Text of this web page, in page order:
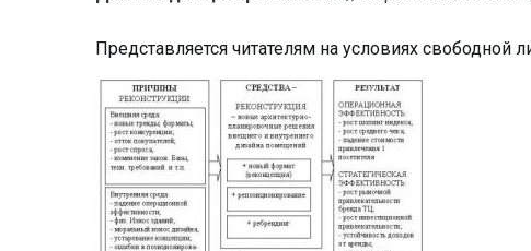
Представляется читателям на условиях свободной